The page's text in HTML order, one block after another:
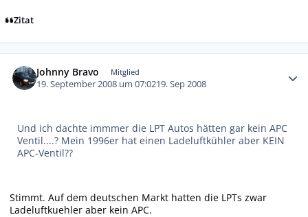
Zitat
Johnny Bravo Mitglied
19. September 2008 um 07:0219. Sep 2008
Und ich dachte immmer die LPT Autos hätten gar kein APC
Ventil....? Mein 1996er hat einen Ladeluftkühler aber KEIN
APC-Ventil??
Stimmt. Auf dem deutschen Markt hatten die LPTs zwar
Ladeluftkuehler aber kein APC.